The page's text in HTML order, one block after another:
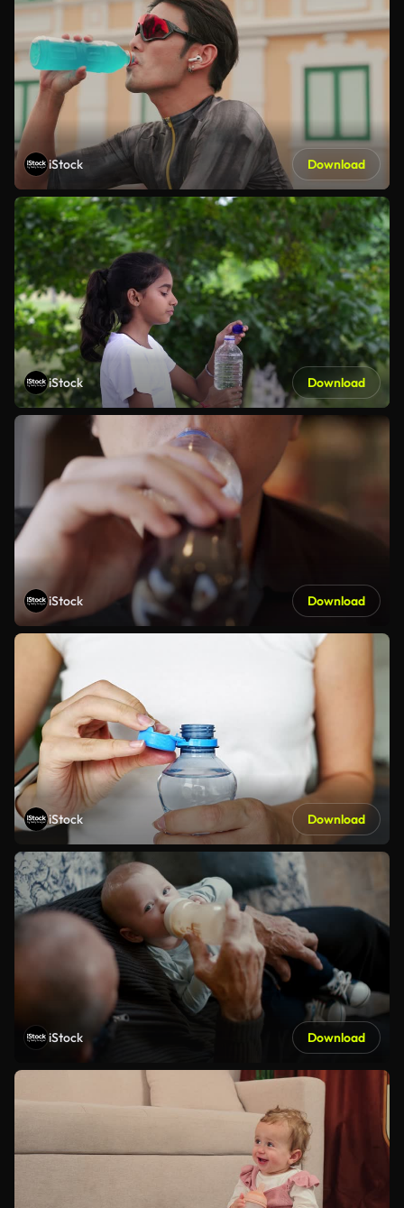
iStock Download
iStock Download
iStock Download
iStock Download
iStock Download